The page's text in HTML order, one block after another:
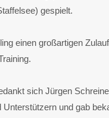
gespielt.
einen großartigen
sich Jürgen
Unterstützern und gab